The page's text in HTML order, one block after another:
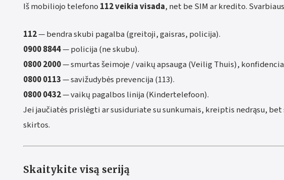
Iš mobiliojo telefono 112 veikia visada, net be SIM ar kredito.
112— bendra skubi pagalba (greitoji, gaisras, policija).
0900 8844— policija (ne skubu).
0800 2000— smurtas šeimoje / vaikų apsauga (Veilig Thuis),
0800 0113— savižudybės prevencija (113).
0800 0432— vaikų pagalbos linija (Kindertelefoon).
Jei jaučiatės prislėgti ar susiduriate su sunkumais, kreiptis nedrąsu,
skirtos.
Skaitykite visą seriją